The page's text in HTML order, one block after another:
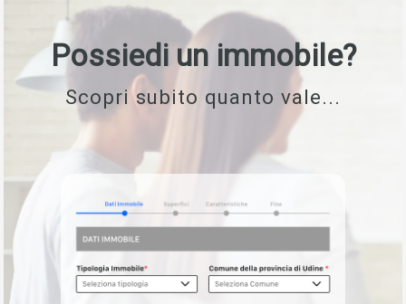
Possiedi un immobile?
Scopri subito quanto vale...